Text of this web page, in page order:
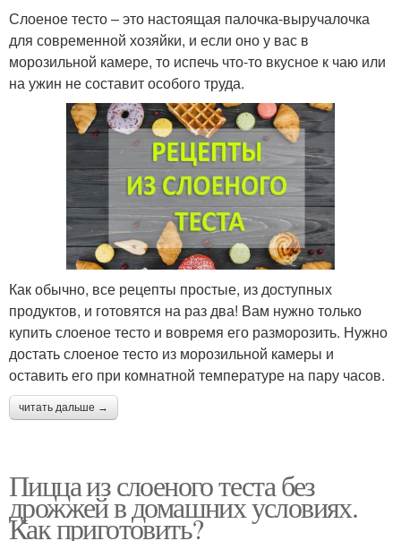
Слоеное тесто – это настоящая палочка-выручалочка
для современной хозяйки, и если оно у вас в
морозильной камере, то испечь что-то вкусное к чаю или
на ужин не составит особого труда.
Как обычно, все рецепты простые, из доступных
продуктов, и готовятся на раз два! Вам нужно только
купить слоеное тесто и вовремя его разморозить. Нужно
достать слоеное тесто из морозильной камеры и
оставить его при комнатной температуре на пару часов.
читать дальше →
Пицца из слоеного теста без
дрожжей в домашних условиях.
Как приготовить?